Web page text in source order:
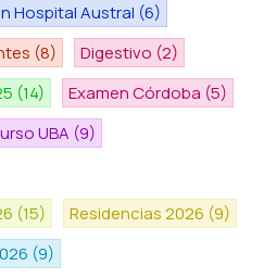
Hospital Austral (6)
(8) Digestivo (2)
(14) Examen Córdoba (5)
UBA (9)
(15) Residencias 2026 (9)
(9)